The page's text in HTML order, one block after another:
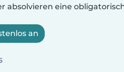
absolvieren eine
an